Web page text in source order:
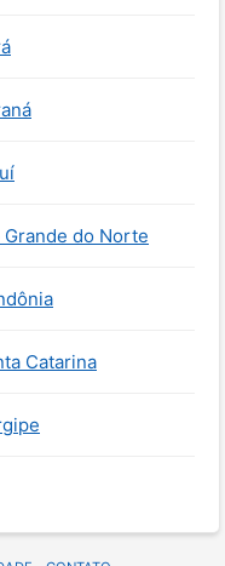
Grande do Norte
Catarina